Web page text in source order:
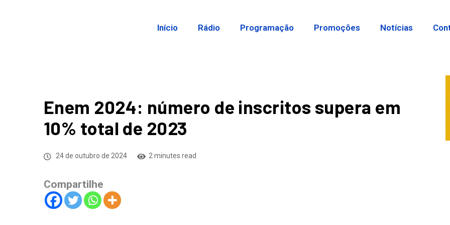
Início Rádio Programação Promoções Notícias
Enem 2024: número de inscritos supera em
10% total de 2023
24 de outubro de 2024 2 minutes read
Compartilhe